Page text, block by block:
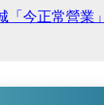
「今正常營